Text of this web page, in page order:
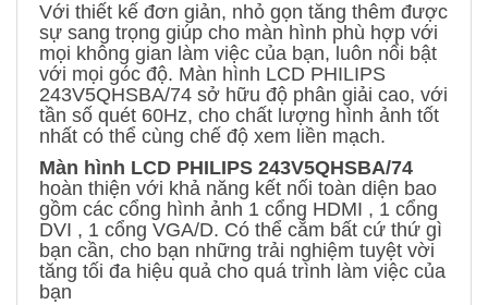
Với thiết kế đơn giản, nhỏ gọn tăng thêm được
sự sang trọng giúp cho màn hình phù hợp với
mọi không gian làm việc của bạn, luôn nổi bật
với mọi góc độ. Màn hình LCD PHILIPS
243V5QHSBA/74 sở hữu độ phân giải cao, với
tần số quét 60Hz, cho chất lượng hình ảnh tốt
nhất có thể cùng chế độ xem liền mạch.
Màn hình LCD PHILIPS 243V5QHSBA/74
hoàn thiện với khả năng kết nối toàn diện bao
gồm các cổng hình ảnh 1 cổng HDMI , 1 cổng
DVI , 1 cổng VGA/D. Có thể cắm bất cứ thứ gì
bạn cần, cho bạn những trải nghiệm tuyệt vời
tăng tối đa hiệu quả cho quá trình làm việc của
bạn